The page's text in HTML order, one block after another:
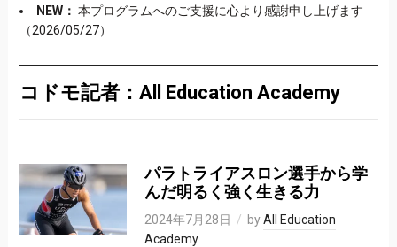
NEW： 本プログラムへのご支援に心より感謝申し上げます
（2026/05/27）
コドモ記者：All Education Academy
パラトライアスロン選手から学
んだ明るく強く生きる力
2024年7月28日 byAll Education
Academy